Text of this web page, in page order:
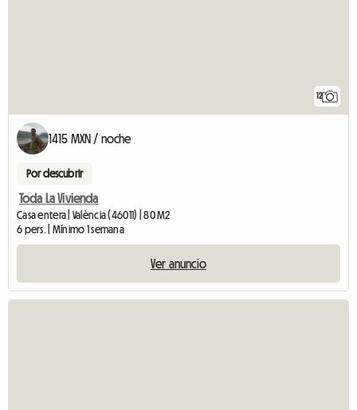
12
1415 MXN / noche
Por descubrir
Toda La Vivienda
Casa entera | València (46011) | 80 M2
6 pers. | Mínimo 1 semana
Ver anuncio